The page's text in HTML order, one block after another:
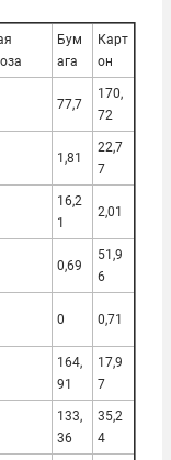
Бум
ага
Карт
он
77,7
170,
72
1,81
22,7
7
16,2
1
2,01
0,69
51,9
6
0 0,71
164,
91
17,9
7
133,
36
35,2
4